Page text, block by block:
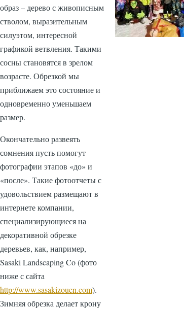
образ – дерево с живописным
стволом, выразительным
силуэтом, интересной
графикой ветвления. Такими
сосны становятся в зрелом
возрасте. Обрезкой мы
приближаем это состояние и
одновременно уменьшаем
размер.
Окончательно развеять
сомнения пусть помогут
фотографии этапов «до» и
«после». Такие фотоотчеты с
удовольствием размещают в
интернете компании,
специализирующиеся на
декоративной обрезке
деревьев, как, например,
Sasaki Landscaping Co (фото
ниже с сайта
http://www.sasakizouen.com).
Зимняя обрезка делает крону